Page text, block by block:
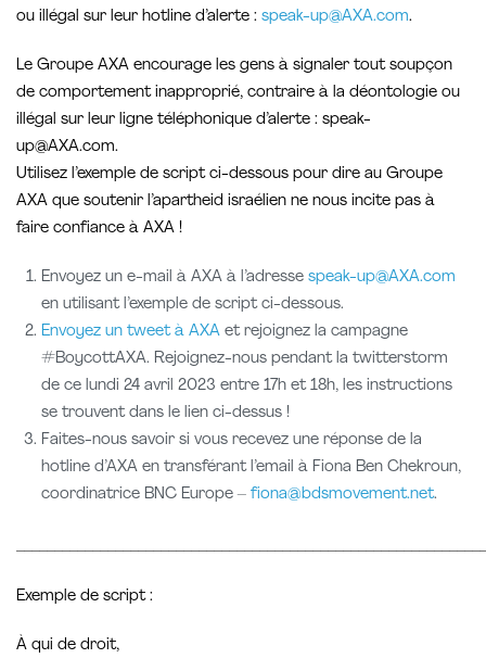
ou illégal sur leur hotline d’alerte : speak-up@AXA.com.
Le Groupe AXA encourage les gens à signaler tout soupçon
de comportement inapproprié, contraire à la déontologie ou
illégal sur leur ligne téléphonique d’alerte : speak-
up@AXA.com.
Utilisez l’exemple de script ci-dessous pour dire au Groupe
AXA que soutenir l’apartheid israélien ne nous incite pas à
faire confiance à AXA !
Envoyez un e-mail à AXA à l’adressespeak-up@AXA.com
en utilisant l’exemple de script ci-dessous.
Envoyez un tweet à AXA et rejoignez la campagne
#BoycottAXA. Rejoignez-nous pendant la twitterstorm
de ce lundi 24 avril 2023 entre 17h et 18h, les instructions
se trouvent dans le lien ci-dessus !
Faites-nous savoir si vous recevez une réponse de la
hotline d’AXA en transférant l’email à Fiona Ben Chekroun,
coordinatrice BNC Europe –fiona@bdsmovement.net.
Exemple de script :
À qui de droit,